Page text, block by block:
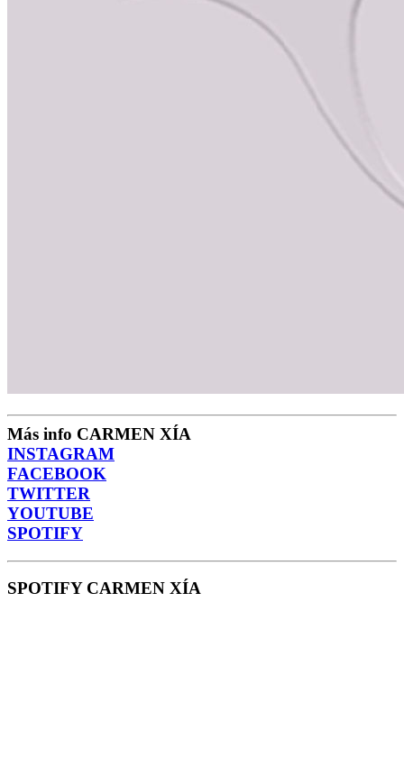
Más info CARMEN XÍA
INSTAGRAM
FACEBOOK
TWITTER
YOUTUBE
SPOTIFY
SPOTIFY CARMEN XÍA